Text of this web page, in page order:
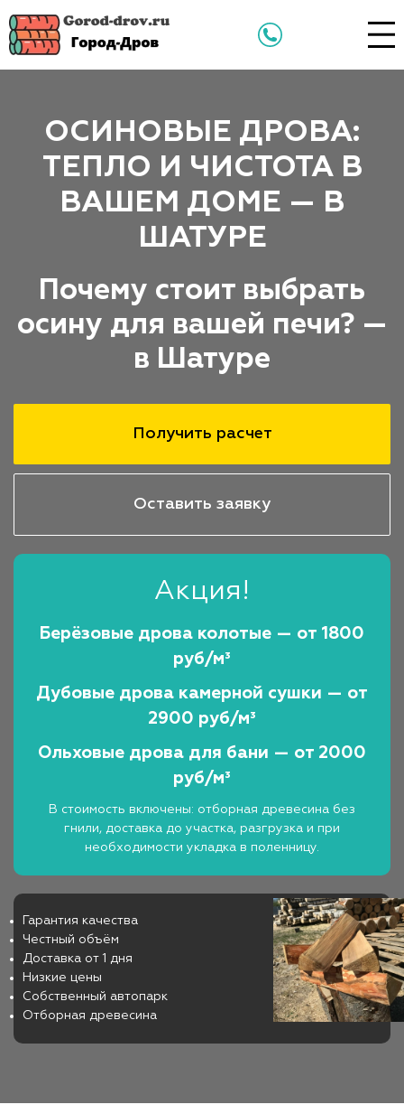
ОСИНОВЫЕ ДРОВА:
ТЕПЛО И ЧИСТОТА В
ВАШЕМ ДОМЕ — В
ШАТУРЕ
Почему стоит выбрать
осину для вашей печи? —
в Шатуре
Получить расчет
Оставить заявку
Акция!
Берёзовые дрова колотые — от 1800
руб/м³
Дубовые дрова камерной сушки — от
2900 руб/м³
Ольховые дрова для бани — от 2000
руб/м³
В стоимость включены: отборная древесина без
гнили, доставка до участка, разгрузка и при
необходимости укладка в поленницу.
Гарантия качества
Честный объём
Доставка от 1 дня
Низкие цены
Собственный автопарк
Отборная древесина